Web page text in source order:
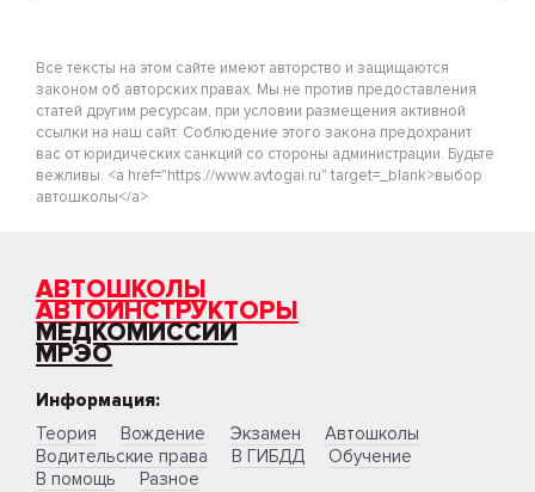
Все тексты на этом сайте имеют авторство и защищаются
законом об авторских правах. Мы не против предоставления
статей другим ресурсам, при условии размещения активной
ссылки на наш сайт. Соблюдение этого закона предохранит
вас от юридических санкций со стороны администрации. Будьте
вежливы. <a href="https://www.avtogai.ru" target=_blank>выбор
автошколы</a>
АВТОШКОЛЫ
АВТОИНСТРУКТОРЫ
МЕДКОМИССИИ
МРЭО
Информация:
Теория
Вождение Экзамен
Автошколы
Водительские права
В ГИБДД
Обучение
В помощь
Разное